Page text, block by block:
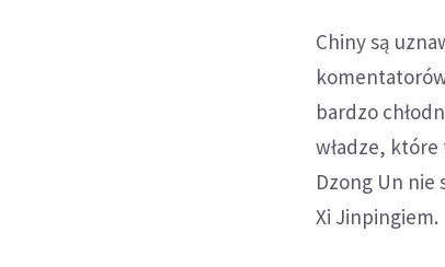
Chiny są
bardzo
władze, które
Dzong Un nie
Xi Jinpingiem.